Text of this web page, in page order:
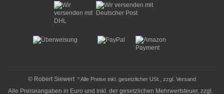
© Robert Siewert* Alle Preise inkl. gesetzlicher USt., zzgl. Versand
Alle Preiseangaben in Euro und inkl. der gesetzlichen Mehrwertsteuer, zzgl.